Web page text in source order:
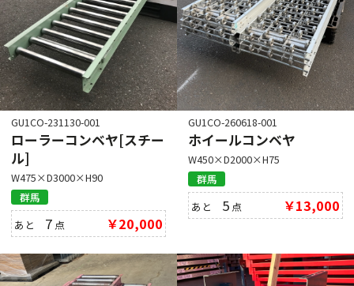
GU1CO-231130-001
ローラーコンベヤ[スチー
ル]
W475×D3000×H90
群馬
あと 7 点 ￥20,000
GU1CO-260618-001
ホイールコンベヤ
W450×D2000×H75
群馬
あと 5 点 ￥13,000